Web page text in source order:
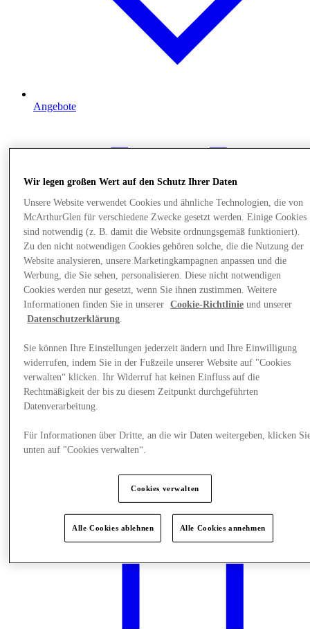
Angebote
News
Kinderbetreuung
Wir legen großen Wert auf den Schutz Ihrer Daten
Unsere Website verwendet Cookies und ähnliche Technologien, die von
McArthurGlen für verschiedene Zwecke gesetzt werden. Einige Cookies
sind notwendig (z. B. damit die Website ordnungsgemäß funktioniert).
Zu den nicht notwendigen Cookies gehören solche, die die Nutzung der
Website analysieren, unsere Marketingkampagnen anpassen und die
Werbung, die Sie sehen, personalisieren. Diese nicht notwendigen
Cookies werden nur gesetzt, wenn Sie ihnen zustimmen. Weitere
Informationen finden Sie in unserer
Cookie-Richtlinie und unserer
Datenschutzerklärung.
Sie können Ihre Einstellungen jederzeit ändern und Ihre Einwilligung
widerrufen, indem Sie in der Fußzeile unserer Website auf "Cookies
verwalten“ klicken. Ihr Widerruf hat keinen Einfluss auf die
Rechtmäßigkeit der bis zu diesem Zeitpunkt durchgeführten
Datenverarbeitung.
Für Informationen über Dritte, an die wir Daten weitergeben, klicken
unten auf "Cookies verwalten“.
Cookies verwalten
Alle Cookies ablehnen Alle Cookies annehmen